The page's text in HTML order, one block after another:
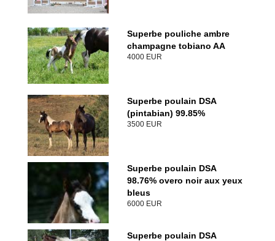
Superbe pouliche ambre
champagne tobiano AA
4000 EUR
Superbe poulain DSA
(pintabian) 99.85%
3500 EUR
Superbe poulain DSA
98.76% overo noir aux yeux
bleus
6000 EUR
Superbe poulain DSA